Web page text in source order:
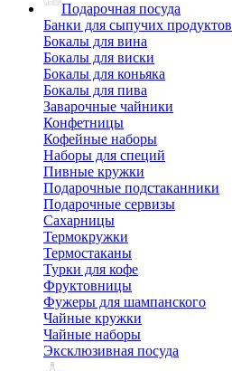
Подарочная посуда
Банки для сыпучих продуктов
Бокалы для вина
Бокалы для виски
Бокалы для коньяка
Бокалы для пива
Заварочные чайники
Конфетницы
Кофейные наборы
Наборы для специй
Пивные кружки
Подарочные подстаканники
Подарочные сервизы
Сахарницы
Термокружки
Термостаканы
Турки для кофе
Фруктовницы
Фужеры для шампанского
Чайные кружки
Чайные наборы
Эксклюзивная посуда